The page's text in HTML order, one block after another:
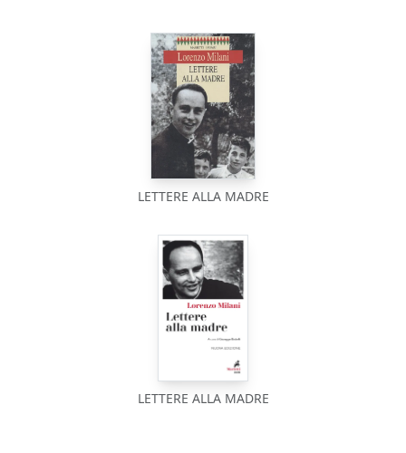
LETTERE ALLA MADRE
LETTERE ALLA MADRE